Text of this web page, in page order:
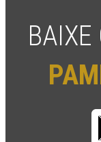
BAIXE